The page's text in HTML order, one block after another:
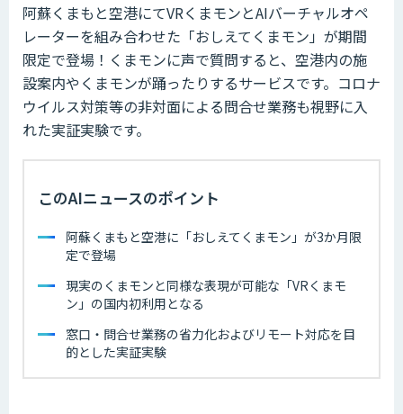
阿蘇くまもと空港にてVRくまモンとAIバーチャルオペ
レーターを組み合わせた「おしえてくまモン」が期間
限定で登場！くまモンに声で質問すると、空港内の施
設案内やくまモンが踊ったりするサービスです。コロナ
ウイルス対策等の非対面による問合せ業務も視野に入
れた実証実験です。
このAIニュースのポイント
阿蘇くまもと空港に「おしえてくまモン」が3か月限
定で登場
現実のくまモンと同様な表現が可能な「VRくまモ
ン」の国内初利用となる
窓口・問合せ業務の省力化およびリモート対応を目
的とした実証実験